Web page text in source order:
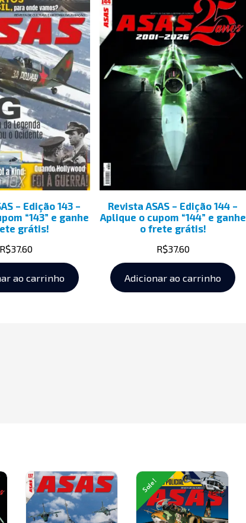
– Edição 143 –
“143” e ganhe
grátis!
R$37.60
ao carrinho
Revista ASAS – Edição 144 –
Aplique o cupom “144” e ganhe
o frete grátis!
R$37.60
Adicionar ao carrinho
Sale!